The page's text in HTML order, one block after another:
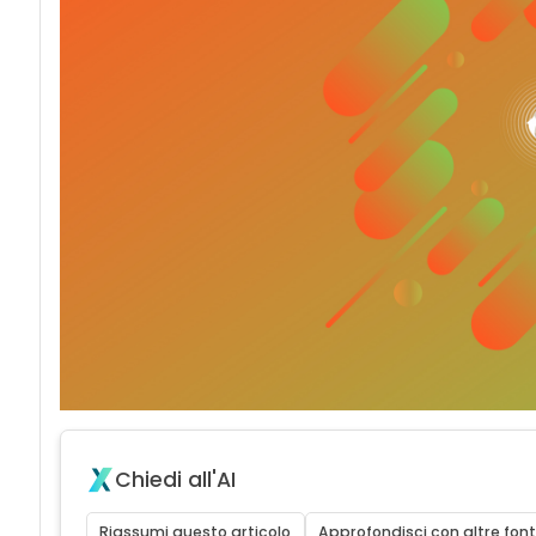
Chiedi all'AI
Riassumi questo articolo Approfondisci con altre